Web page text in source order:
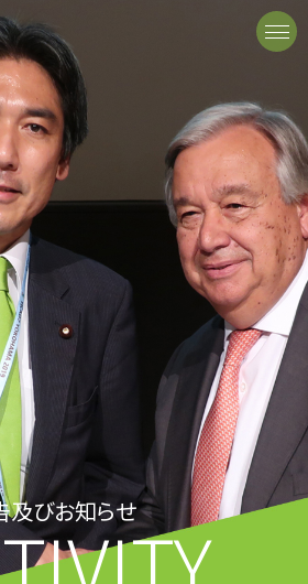
及びお知らせ